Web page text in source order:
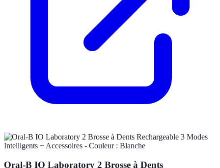
Oral-B IO Laboratory 2 Brosse à Dents